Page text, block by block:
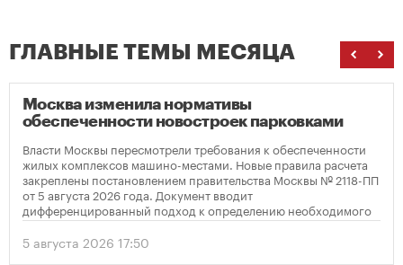
ГЛАВНЫЕ ТЕМЫ МЕСЯЦА
Москва изменила нормативы
обеспеченности новостроек парковками
Власти Москвы пересмотрели требования к обеспеченности
жилых комплексов машино-местами. Новые правила расчета
закреплены постановлением правительства Москвы № 2118-ПП
от 5 августа 2026 года. Документ вводит
дифференцированный подход к определению необходимого
количества парковок в зависимости от площади квартир и
устанавливает переходный период для уже согласованных
проектов.
5 августа 2026 17:50